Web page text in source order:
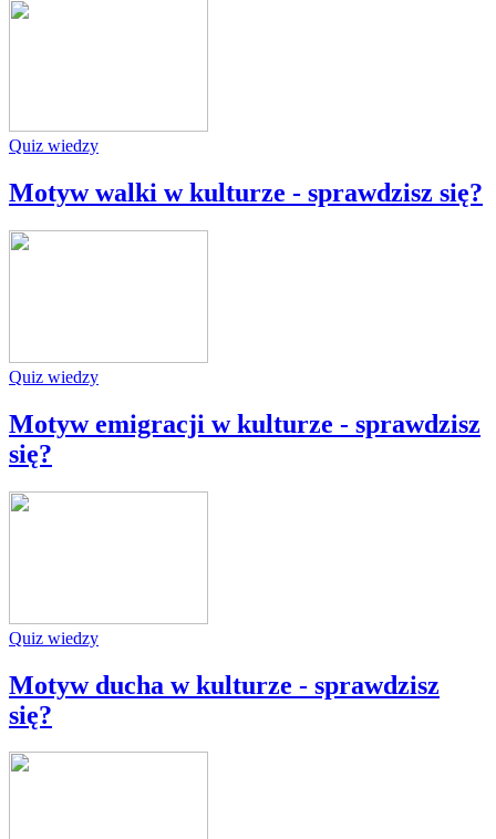
Quiz wiedzy
Motyw walki w kulturze - sprawdzisz się?
Quiz wiedzy
Motyw emigracji w kulturze - sprawdzisz
się?
Quiz wiedzy
Motyw ducha w kulturze - sprawdzisz
się?